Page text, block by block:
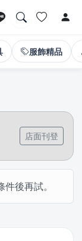
服飾精品
店面刊登
後再試。